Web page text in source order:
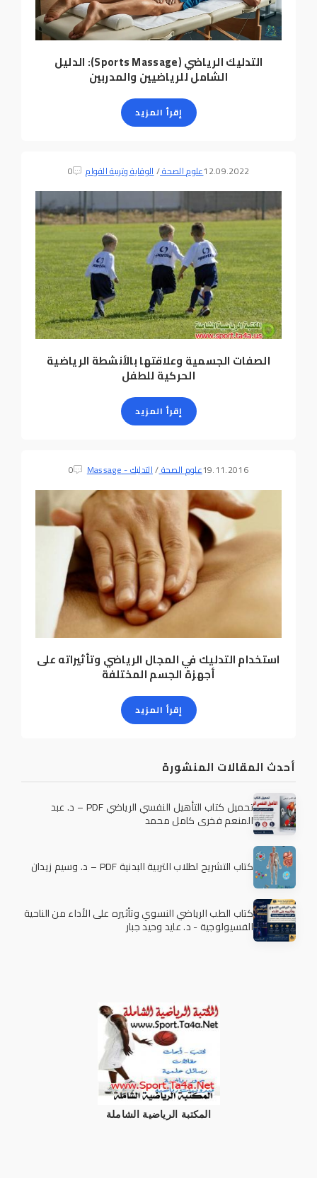
التدليك الرياضي (Sports Massage): الدليل
الشامل للرياضيين والمدربين
إقرأ المزيد
12.09.2022علوم الصحة/الوقاية وتربية القوام 0
الصفات الجسمية وعلاقتها بالأنشطة الرياضية
الحركية للطفل
إقرأ المزيد
19.11.2016علوم الصحة/التدليك - Massage 0
استخدام التدليك في المجال الرياضي وتأثيراته على
أجهزة الجسم المختلفة
إقرأ المزيد
أحدث المقالات المنشورة
تحميل كتاب التأهيل النفسي الرياضي PDF – د. عبد
المنعم فخري كامل محمد
كتاب التشريح لطلاب التربية البدنية PDF – د. وسيم زيدان
كتاب الطب الرياضي النسوي وتأثيره على الأداء من الناحية
الفسيولوجية - د. عايد وحيد جبار
المكتبة الرياضية الشاملة